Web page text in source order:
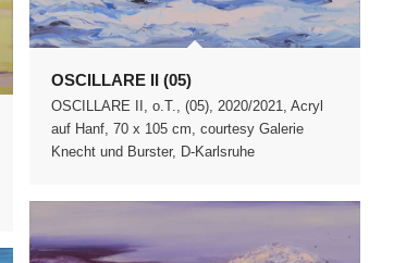
OSCILLARE II (05)
OSCILLARE II, o.T., (05), 2020/2021, Acryl
auf Hanf, 70 x 105 cm, courtesy Galerie
Knecht und Burster, D-Karlsruhe